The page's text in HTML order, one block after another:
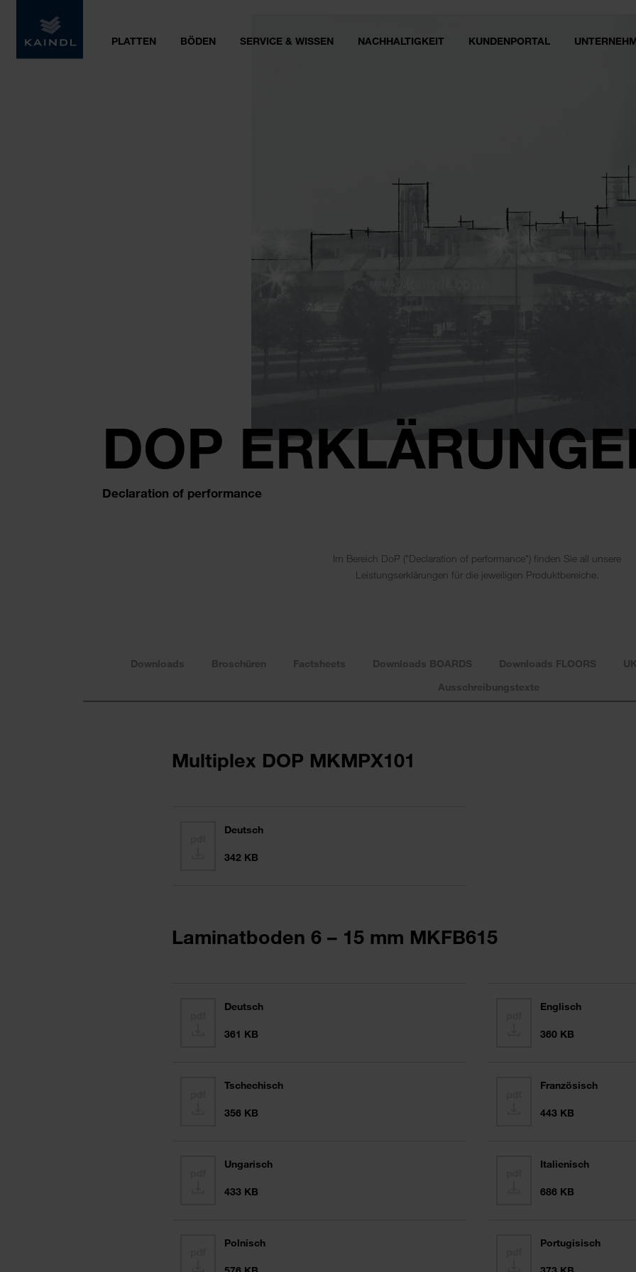
PLATTEN BÖDEN SERVICE & WISSEN NACHHALTIGKEIT KUNDENPORTAL
DOP
Declaration of performance
Im Bereich DoP ("Declaration of performance") finden Sie all unsere
Leistungserklärungen für die jeweiligen Produktbereiche.
Downloads Broschüren Factsheets Downloads BOARDS Downloads FLOORS
Ausschreibungstexte
Multiplex DOP MKMPX101
Deutsch
342 KB
Laminatboden 6 – 15 mm MKFB615
Deutsch
361 KB
Englisch
360 KB
Tschechisch
356 KB
Französisch
443 KB
Ungarisch
433 KB
Italienisch
686 KB
Polnisch Portugisisch